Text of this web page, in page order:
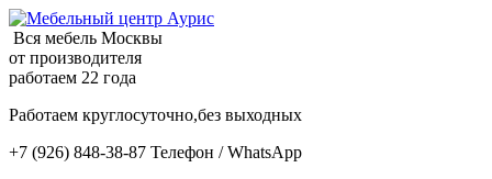
Вся мебель Москвы
от производителя
работаем 22 года
Работаем круглосуточно,без выходных
+7 (926) 848-38-87 Телефон / WhatsApp